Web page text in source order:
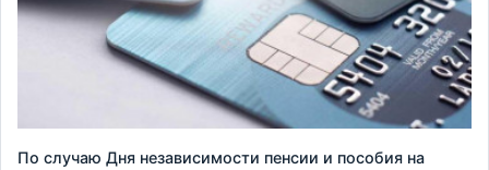
По случаю Дня независимости пенсии и пособия на